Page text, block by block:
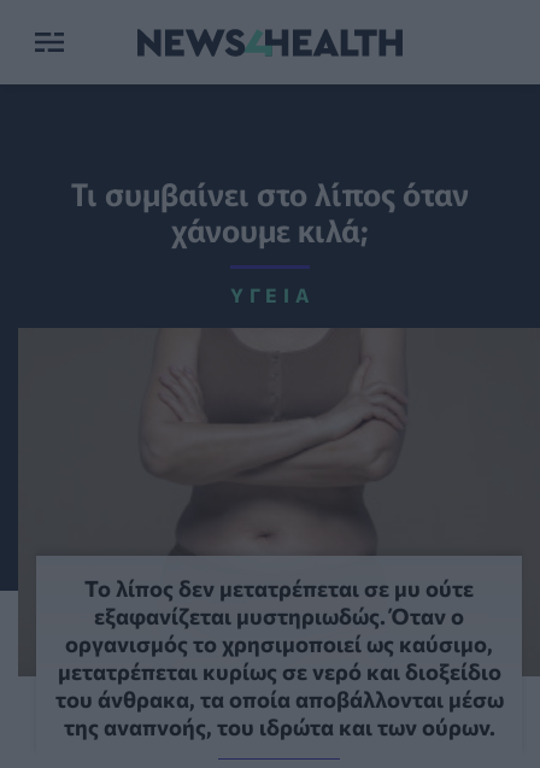
Τι συμβαίνει στο λίπος όταν
χάνουμε κιλά;
ΥΓΕΊΑ
Το λίπος δεν μετατρέπεται σε μυ ούτε
εξαφανίζεται μυστηριωδώς. Όταν ο
οργανισμός το χρησιμοποιεί ως καύσιμο,
μετατρέπεται κυρίως σε νερό και διοξείδιο
του άνθρακα, τα οποία αποβάλλονται μέσω
της αναπνοής, του ιδρώτα και των ούρων.